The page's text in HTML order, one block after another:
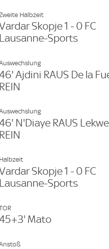
Halbzeit
Skopje 1 - 0 FC
Lausanne-Sports
Ajdini RAUS De la
REIN
N'Diaye RAUS
REIN
Halbzeit
Skopje 1 - 0 FC
Lausanne-Sports
Mato